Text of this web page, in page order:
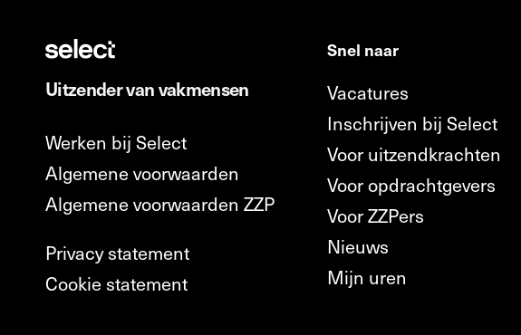
Uitzender van vakmensen
Werken bij Select
Algemene voorwaarden
Algemene voorwaarden ZZP
Privacy statement
Cookie statement
Snel naar
Vacatures
Inschrijven bij Select
Voor uitzendkrachten
Voor opdrachtgevers
Voor ZZPers
Nieuws
Mijn uren